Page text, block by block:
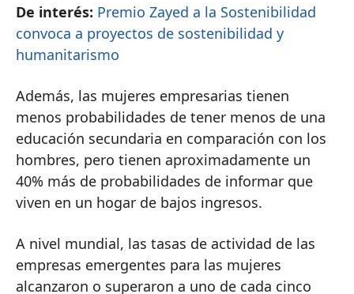
De interés: Premio Zayed a la Sostenibilidad
convoca a proyectos de sostenibilidad y
humanitarismo
Además, las mujeres empresarias tienen
menos probabilidades de tener menos de una
educación secundaria en comparación con los
hombres, pero tienen aproximadamente un
40% más de probabilidades de informar que
viven en un hogar de bajos ingresos.
A nivel mundial, las tasas de actividad de las
empresas emergentes para las mujeres
alcanzaron o superaron a uno de cada cinco